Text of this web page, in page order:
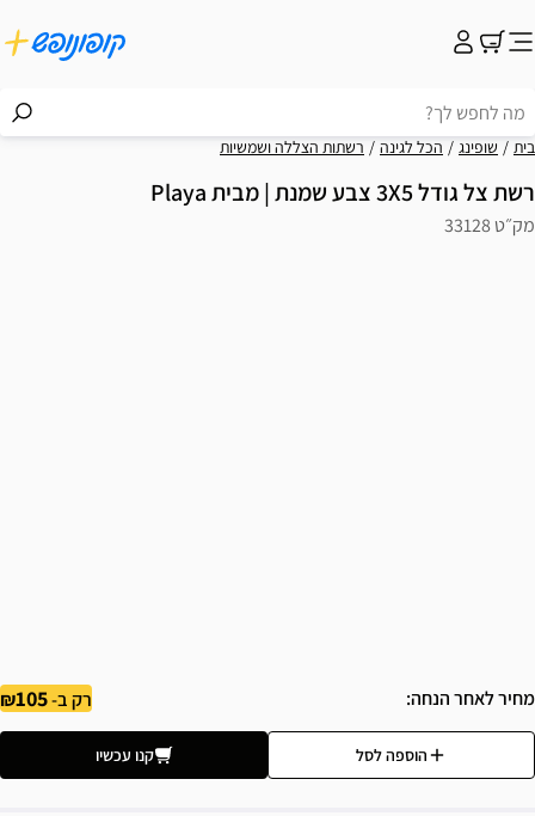
בית שופינג הכל לגינה רשתות הצללה ושמשיות
רשת צל גודל 3X5 צבע שמנת | מבית Playa
מק״ט 33128
מחיר לאחר הנחה רק ב-105
הוספה לסל קנו עכשיו